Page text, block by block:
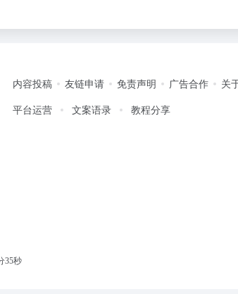
内容投稿 友链申请 免责声明 广告合作 关
平台运营 文案语录 教程分享
35秒